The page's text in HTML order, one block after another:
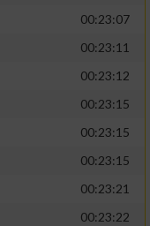
00:23:07
00:23:11
00:23:12
00:23:15
00:23:15
00:23:15
00:23:21
00:23:22